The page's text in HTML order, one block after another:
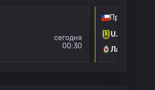
сегодня
00:30
Премьер-
U. Де
Ла Серена